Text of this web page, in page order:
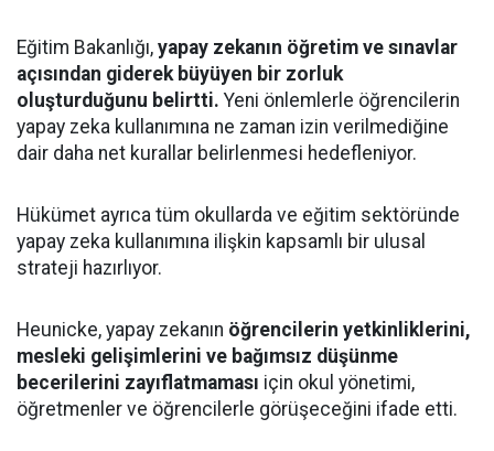
Eğitim Bakanlığı, yapay zekanın öğretim ve sınavlar
açısından giderek büyüyen bir zorluk
oluşturduğunu belirtti. Yeni önlemlerle öğrencilerin
yapay zeka kullanımına ne zaman izin verilmediğine
dair daha net kurallar belirlenmesi hedefleniyor.
Hükümet ayrıca tüm okullarda ve eğitim sektöründe
yapay zeka kullanımına ilişkin kapsamlı bir ulusal
strateji hazırlıyor.
Heunicke, yapay zekanın öğrencilerin yetkinliklerini,
mesleki gelişimlerini ve bağımsız düşünme
becerilerini zayıflatmaması için okul yönetimi,
öğretmenler ve öğrencilerle görüşeceğini ifade etti.